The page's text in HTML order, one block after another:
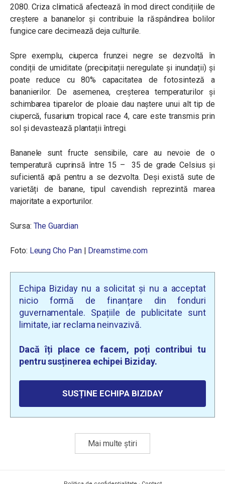
2080. Criza climatică afectează în mod direct condițiile de
creștere a bananelor și contribuie la răspândirea bolilor
fungice care decimează deja culturile.
Spre exemplu, ciuperca frunzei negre se dezvoltă în
condiții de umiditate (precipitații neregulate și inundații) și
poate reduce cu 80% capacitatea de fotosinteză a
bananierilor. De asemenea, creșterea temperaturilor și
schimbarea tiparelor de ploaie dau naștere unui alt tip de
ciupercă, fusarium tropical race 4, care este transmis prin
sol și devastează plantații întregi.
Bananele sunt fructe sensibile, care au nevoie de o
temperatură cuprinsă între 15 – 35 de grade Celsius și
suficientă apă pentru a se dezvolta. Deși există sute de
varietăți de banane, tipul cavendish reprezintă marea
majoritate a exporturilor.
Sursa: The Guardian
Foto: Leung Cho Pan| Dreamstime.com
Echipa Biziday nu a solicitat și nu a acceptat
nicio formă de finanțare din fonduri
guvernamentale. Spațiile de publicitate sunt
limitate, iar reclama neinvazivă.
Dacă îți place ce facem, poți contribui tu
pentru susținerea echipei Biziday.
SUSȚINE ECHIPA BIZIDAY
Mai multe știri